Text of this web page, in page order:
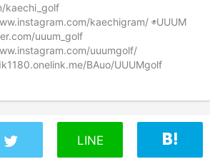
kaechi_golf
kaechigram/ ◉UUUM
uuum_golf
uuumgolf/
BAuo/UUUMgolf
LINE